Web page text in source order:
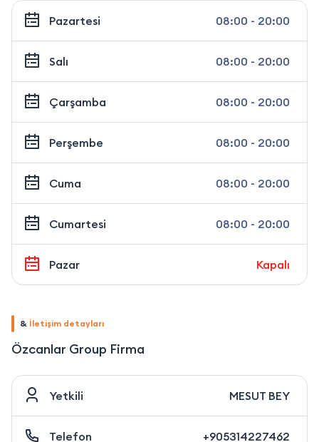
Pazartesi 08:00 - 20:00
Salı 08:00 - 20:00
Çarşamba 08:00 - 20:00
Perşembe 08:00 - 20:00
Cuma 08:00 - 20:00
Cumartesi 08:00 - 20:00
Pazar Kapalı
& İletişim detayları
Özcanlar Group Firma
Yetkili MESUT BEY
Telefon +905314227462